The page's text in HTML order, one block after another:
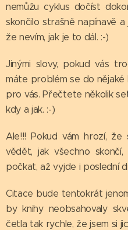
nemůžu cyklus dočíst
skončilo strašně napínavě
že nevím, jak je to dál. :-)
Jinými slovy, pokud vás
máte problém se do
pro vás. Přečtete několik
kdy a jak. :-)
Ale!!! Pokud vám hrozí,
vědět, jak všechno
počkat, až vyjde i poslední
Citace bude tentokrát
by knihy neobsahovaly
četla tak rychle, že jsem si